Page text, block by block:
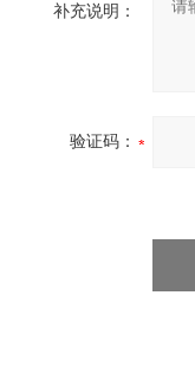
补充说明：
验证码：